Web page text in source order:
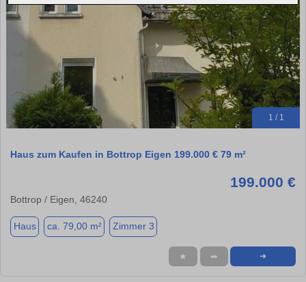
1 / 1
Haus zum Kaufen in Bottrop Eigen 199.000 € 79 m²
199.000 €
Bottrop / Eigen, 46240
Haus ca. 79,00 m² Zimmer 3
★ ➦ ➜